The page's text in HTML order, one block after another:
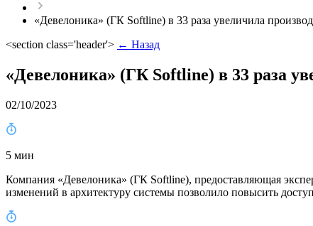
«Девелоника» (ГК Softline) в 33 раза увеличила
<section class='header'> ← Назад
«Девелоника» (ГК Softline) в 33 раза
02/10/2023
5 мин
Компания «Девелоника» (ГК Softline), предоставляющая
изменений в архитектуру системы позволило повысить